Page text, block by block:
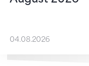
04.08.2026